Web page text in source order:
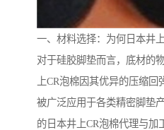
一、材料选择：为何日本井
对于硅胶脚垫而言，底材的
上CR泡棉因其优异的压缩回
被广泛应用于各类精密脚垫
的日本井上CR泡棉代理与加